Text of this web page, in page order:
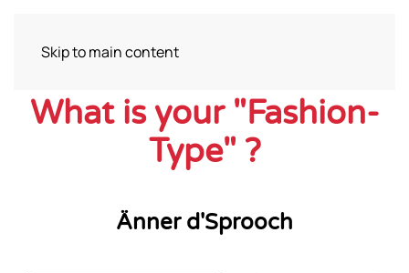
Skip to main content
What is your "Fashion-
Type" ?
Änner d'Sprooch